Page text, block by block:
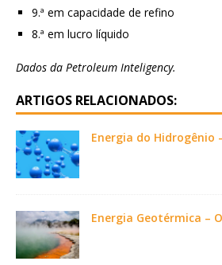
9.ª em capacidade de refino
8.ª em lucro líquido
Dados da Petroleum Inteligency.
ARTIGOS RELACIONADOS:
Energia do Hidrogênio
Energia Geotérmica –